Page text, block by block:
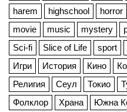
harem
highschool horror
movie
music mystery
Sci-fi
Slice of Life sport
Игри
История Кино
Религия
Сеул Токио
Фолклор
Храна Южна